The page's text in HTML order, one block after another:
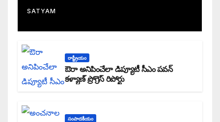
SATYAM
రాష్ట్రీయం
ఔరా అనిపించేలా డిప్యూటీ సీఎం పవన్
కళ్యాణ్ ప్రోగ్రెస్ రిపోర్టు
సంపాదకీయం